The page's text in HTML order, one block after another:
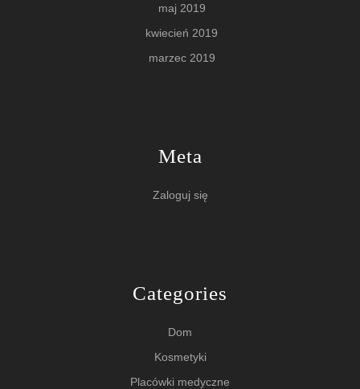
maj 2019
kwiecień 2019
marzec 2019
Meta
Zaloguj się
Categories
Dom
Kosmetyki
Placówki medyczne